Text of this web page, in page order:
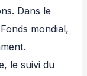
Dans le
mondial,
le suivi du